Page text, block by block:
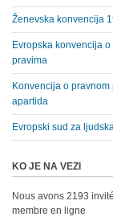
Ženevska konvencija
Evropska konvencija
pravima
Konvencija o pravnom
apartida
Evropski sud za
KO JE NA VEZI
Nous avons 2193
membre en ligne